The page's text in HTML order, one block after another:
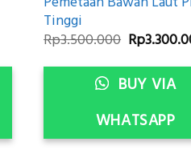
Tinggi
Rp3.500.000 Original
price
was:
Rp
BUY VIA
WHATSAPP